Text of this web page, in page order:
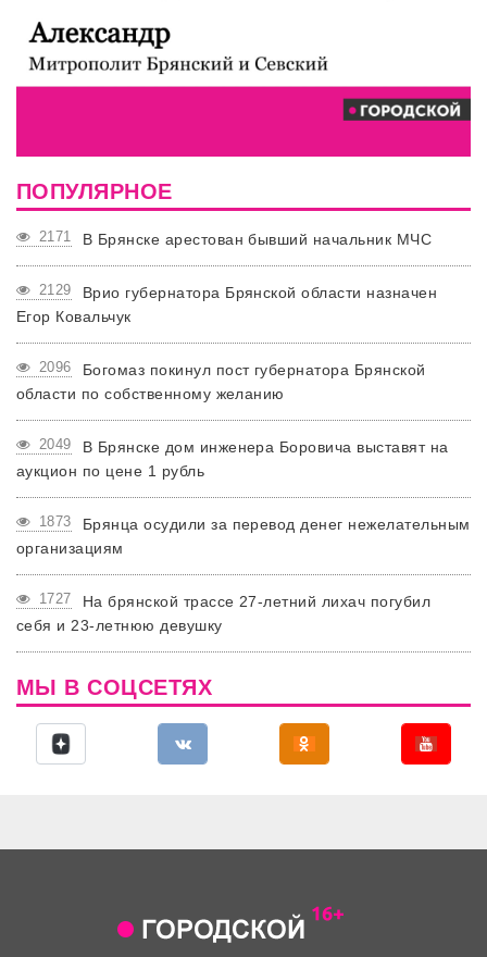
ПОПУЛЯРНОЕ
2171 В Брянске арестован бывший начальник МЧС
2129
Врио губернатора Брянской области назначен
Егор Ковальчук
2096
Богомаз покинул пост губернатора Брянской
области по собственному желанию
2049
В Брянске дом инженера Боровича выставят на
аукцион по цене 1 рубль
1873
Брянца осудили за перевод денег нежелательным
организациям
1727
На брянской трассе 27-летний лихач погубил
себя и 23-летнюю девушку
МЫ В СОЦСЕТЯХ